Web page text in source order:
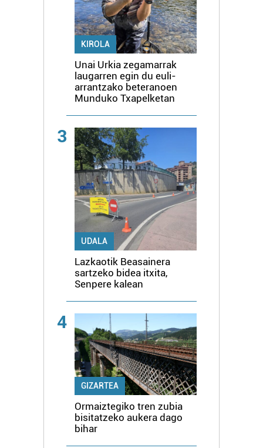
KIROLA
Unai Urkia zegamarrak
laugarren egin du euli-
arrantzako beteranoen
Munduko Txapelketan
3
UDALA
Lazkaotik Beasainera
sartzeko bidea itxita,
Senpere kalean
4
GIZARTEA
Ormaiztegiko tren zubia
bisitatzeko aukera dago
bihar